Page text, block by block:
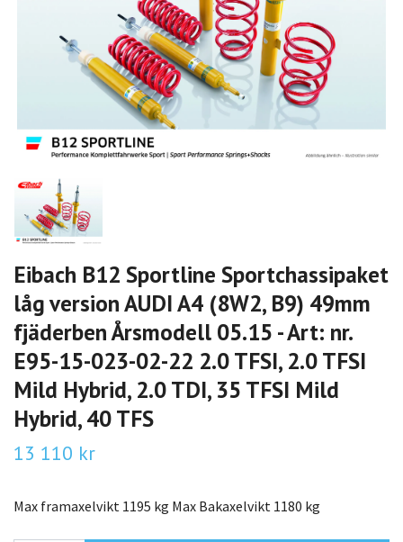
Eibach B12 Sportline Sportchassipaket
låg version AUDI A4 (8W2, B9) 49mm
fjäderben Årsmodell 05.15 - Art: nr.
E95-15-023-02-22 2.0 TFSI, 2.0 TFSI
Mild Hybrid, 2.0 TDI, 35 TFSI Mild
Hybrid, 40 TFS
13 110 kr
Max framaxelvikt 1195 kg Max Bakaxelvikt 1180 kg